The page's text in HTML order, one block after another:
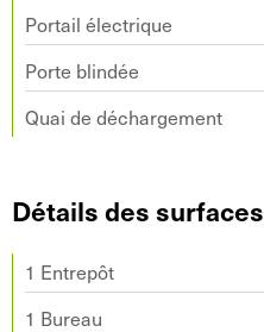
Portail électrique
Porte blindée
Quai de déchargement
Détails des surfaces
1 Entrepôt
1 Bureau